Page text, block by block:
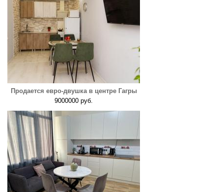
Продается евро-двушка в центре Гагры
9000000 руб.